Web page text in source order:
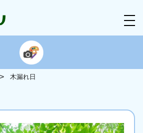
木漏れ日